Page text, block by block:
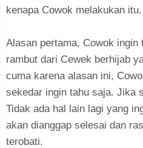
kenapa Cowok melakukan itu.
Alasan pertama, Cowok ingin
rambut dari Cewek berhijab
cuma karena alasan ini,
sekedar ingin tahu saja. Jika
Tidak ada hal lain lagi yang
akan dianggap selesai dan
terobati.